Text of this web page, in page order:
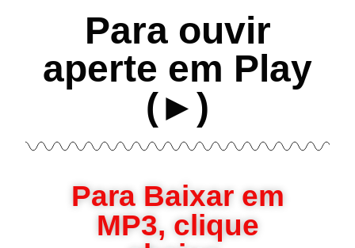
Para ouvir
aperte em Play
(►)
Para Baixar em
MP3, clique